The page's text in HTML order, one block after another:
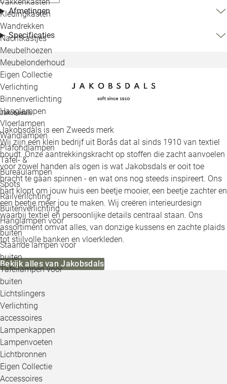
Kledingkasten
Wandrekken
Nachtkastjes
Meubelhoezen
Meubelonderhoud
Eigen Collectie
Verlichting
Binnenverlichting
Hanglampen
Vloerlampen
Wandlampen
Plafondlampen
Tafel- &
Bureaulampen
Spots
Railverlichting
Buitenverlichting
Hanglampen voor
buiten
Staande lampen voor
buiten
Tafellampen voor
buiten
Lichtslingers
Verlichting
accessoires
Lampenkappen
Lampenvoeten
Lichtbronnen
Eigen Collectie
Accessoires
Afmetingen
Specificaties
Jakobsdals
Jakobsdals is een Zweeds merk
Wij zijn een klein bedrijf uit Borås dat al sinds 1910 van textiel
houdt. Onze aantrekkingskracht op stoffen die zacht aanvoelen
voor zowel handen als ogen is wat Jakobsdals er ooit toe
bracht te gaan spinnen - en wat ons nog steeds inspireert. Ons
hart klopt om jouw huis een beetje mooier, een beetje zachter en
een beetje meer jou te maken. Wij creëren interieurdesign
waarbij textiel en persoonlijke details centraal staan. Ons
assortiment omvat alles, van donzige kussens en zachte plaids
tot stijlvolle banken en vloerkleden.
Bekijk alles van Jakobsdals